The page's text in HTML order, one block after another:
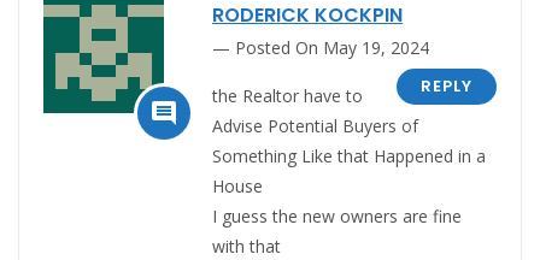

RODERICK KOCKPIN
Posted On May 19, 2024
REPLY
the Realtor have to
Advise Potential Buyers of
Something Like that Happened in a
House
I guess the new owners are fine
with that